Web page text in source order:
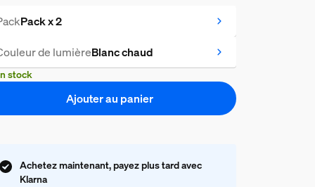
Pack x 2
de lumièreBlanc chaud
stock
Ajouter au panier
Achetez maintenant, payez plus tard avec
Klarna